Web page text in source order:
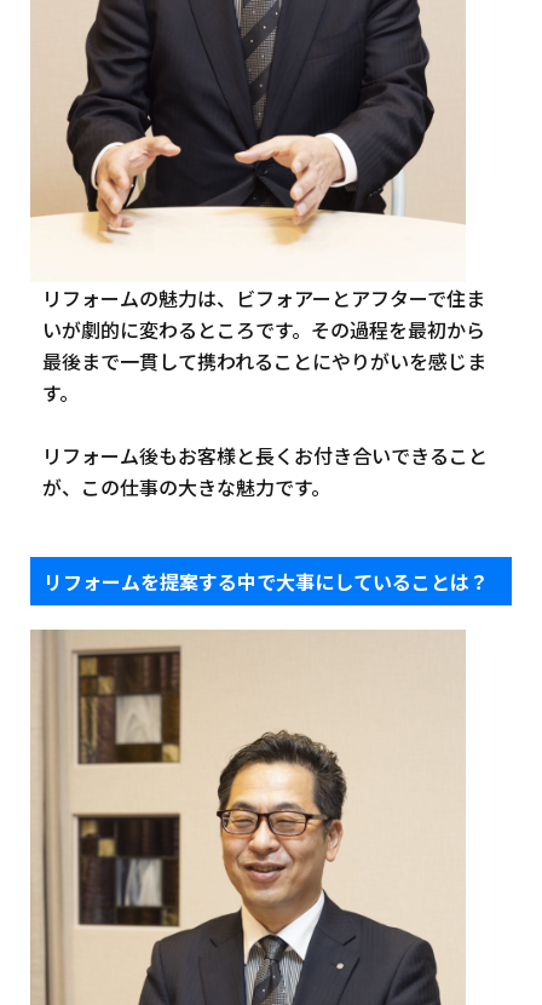
リフォームの魅力は、ビフォアーとアフターで住ま
いが劇的に変わるところです。その過程を最初から
最後まで一貫して携われることにやりがいを感じま
す。
リフォーム後もお客様と長くお付き合いできること
が、この仕事の大きな魅力です。
リフォームを提案する中で大事にしていることは？